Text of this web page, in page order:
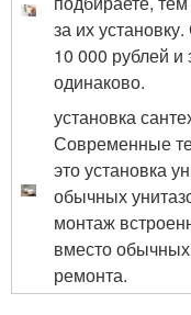
за их
10 000 рублей и
одинаково.
установка
Современные
это установка
обычных
монтаж
вместо
ремонта.